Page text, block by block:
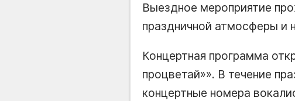
Выездное мероприятие
праздничной атмосферы и
Концертная программа
процветай»». В течение
концертные номера